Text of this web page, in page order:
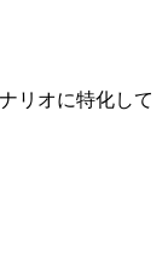
リオに特化して